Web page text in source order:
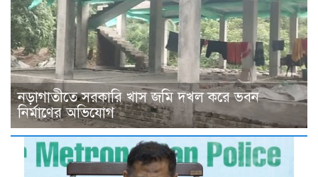
নড়াগাতীতে সরকারি খাস জমি দখল করে ভবন
নির্মাণের অভিযোগ